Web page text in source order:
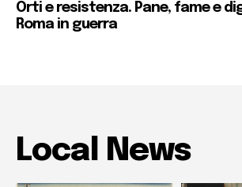
Orti e resistenza. Pane, fame e
Roma in guerra
Local News